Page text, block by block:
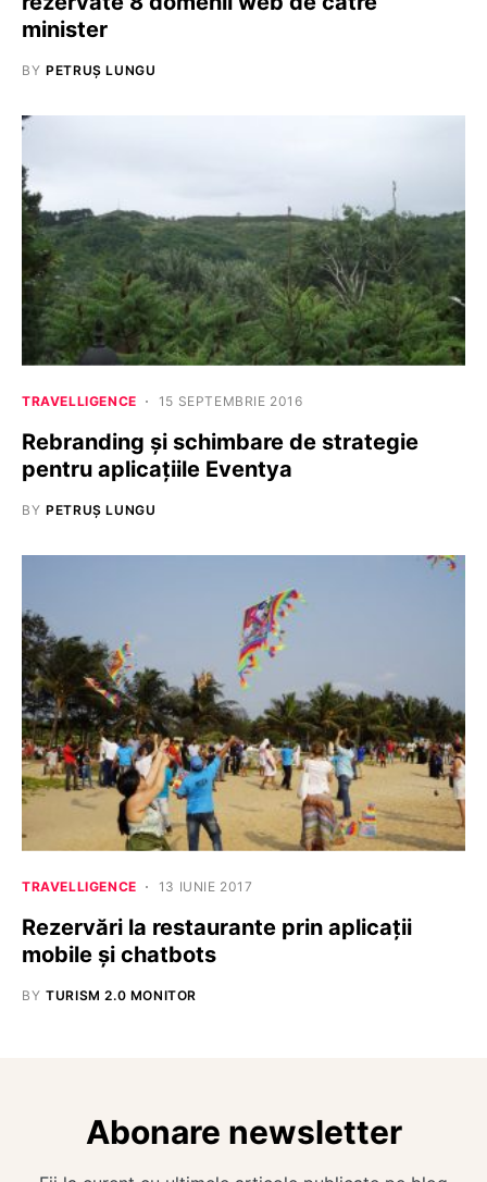
minister
BY PETRUȘ LUNGU
TRAVELLIGENCE 15 SEPTEMBRIE 2016
Rebranding și schimbare de strategie
pentru aplicațiile Eventya
BY PETRUȘ LUNGU
TRAVELLIGENCE 13 IUNIE 2017
Rezervări la restaurante prin aplicații
mobile și chatbots
BY TURISM 2.0 MONITOR
Abonare newsletter